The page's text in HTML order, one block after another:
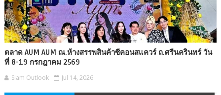
ตลาด AUM AUM ณ.ห้างสรรพสินค้าซีคอนสแควร์ ถ.ศรีนครินทร์ วัน
ที่ 8-19 กรกฎาคม 2569
Siam Outlook Jul 14, 2026